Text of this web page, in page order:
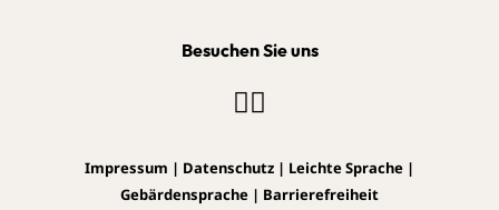
Besuchen Sie uns
Impressum | Datenschutz | Leichte Sprache |
Gebärdensprache | Barrierefreiheit